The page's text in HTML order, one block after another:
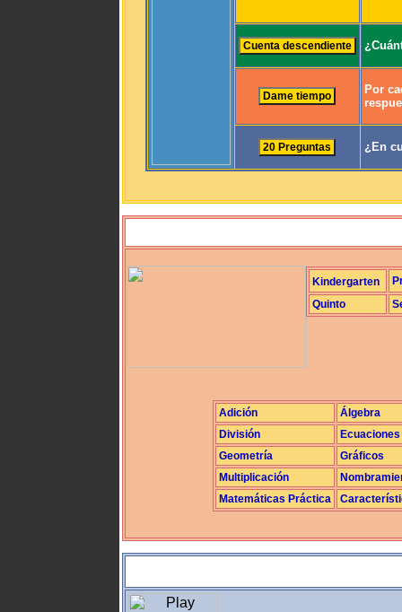
Por
¿En
Kindergarten
Quinto
Adición
Álgebra
División
Ecuaciones
Geometría
Gráficos
Multiplicación
Matemáticas Práctica